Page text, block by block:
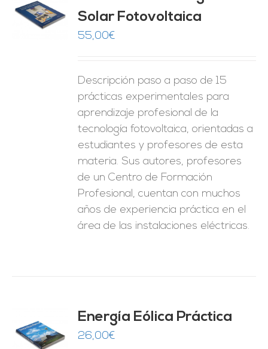
Solar Fotovoltaica
55,00€
Descripción paso a paso de 15
prácticas experimentales para
aprendizaje profesional de la
tecnología fotovoltaica, orientadas a
estudiantes y profesores de esta
materia. Sus autores, profesores
de un Centro de Formación
Profesional, cuentan con muchos
años de experiencia práctica en el
área de las instalaciones eléctricas.
Energía Eólica Práctica
26,00€